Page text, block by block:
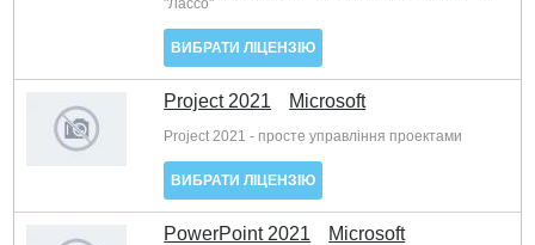
"Лассо"
ВИБРАТИ ЛІЦЕНЗІЮ
Project 2021 Microsoft
Project 2021 - просте управління проектами
ВИБРАТИ ЛІЦЕНЗІЮ
PowerPoint 2021 Microsoft